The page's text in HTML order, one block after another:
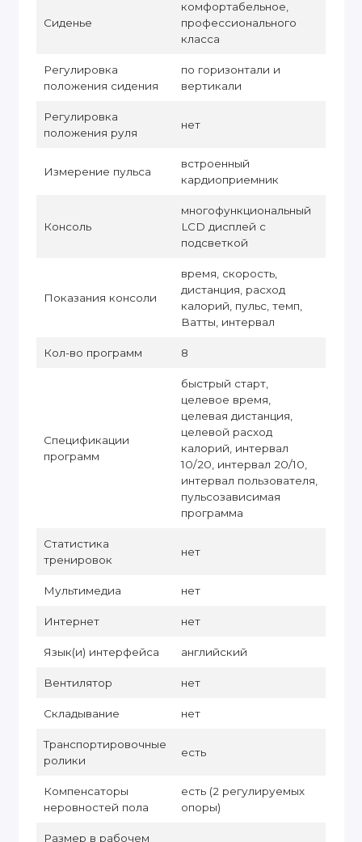
Сиденье
комфортабельное,
профессионального
класса
Регулировка
положения сидения
по горизонтали и
вертикали
Регулировка
положения руля
нет
Измерение пульса
встроенный
кардиоприемник
Консоль
многофункциональный
LСD дисплей с
подсветкой
Показания консоли
время, скорость,
дистанция, расход
калорий, пульс, темп,
Ватты, интервал
Кол-во программ 8
Спецификации
программ
быстрый старт,
целевое время,
целевая дистанция,
целевой расход
калорий, интервал
10/20, интервал 20/10,
интервал пользователя,
пульсозависимая
программа
Статистика
тренировок
нет
Мультимедиа нет
Интернет нет
Язык(и) интерфейса английский
Вентилятор нет
Складывание нет
Транспортировочные
ролики
есть
Компенсаторы
неровностей пола
есть (2 регулируемых
опоры)
Размер в рабочем